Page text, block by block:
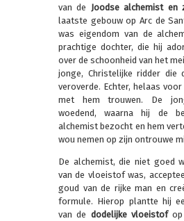
van de Joodse alchemist en
laatste gebouw op Arc de
was eigendom van de
prachtige dochter, die hij
over de schoonheid van het
jonge, Christelijke ridder die
veroverde. Echter, helaas
met hem trouwen. De
woedend, waarna hij de
alchemist bezocht en hem
wou nemen op zijn ontrouwe
De alchemist, die niet goed
van de vloeistof was,
goud van de rijke man en
formule. Hierop plantte hij
van de dodelijke vloeistofop